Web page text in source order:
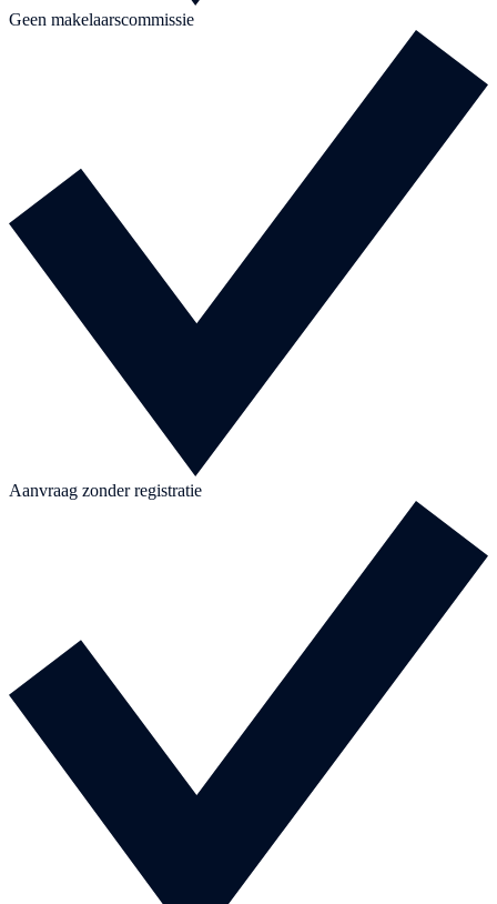
Geen makelaarscommissie
Aanvraag zonder registratie